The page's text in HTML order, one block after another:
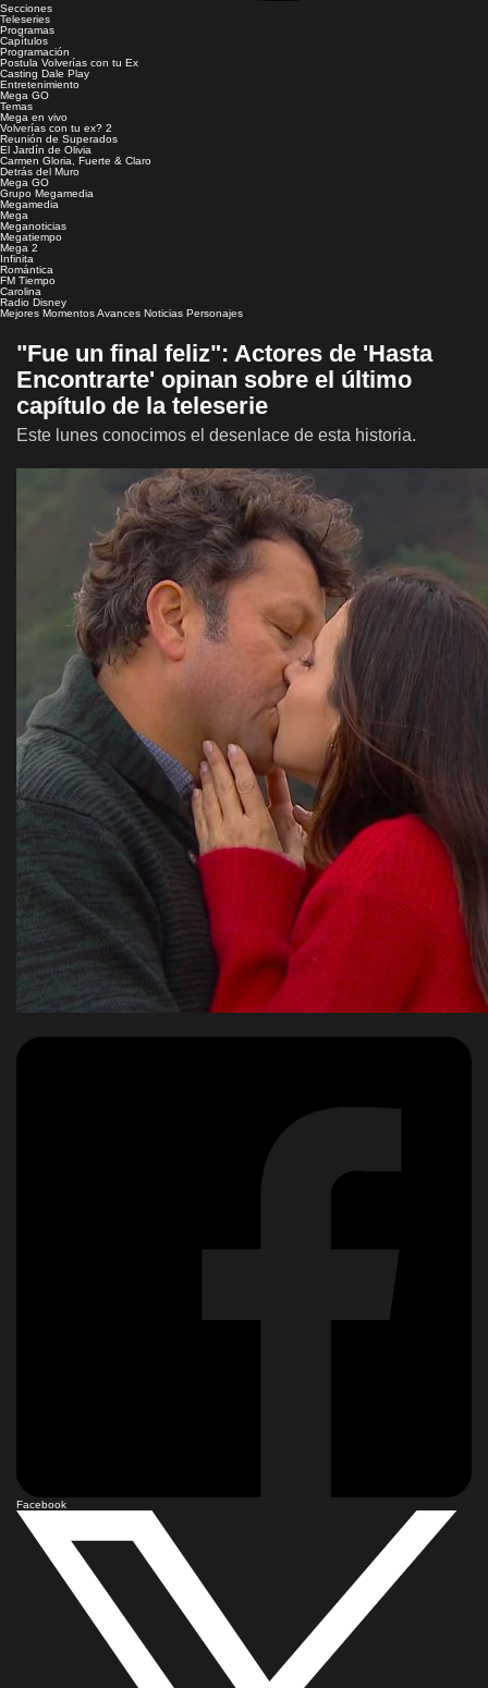
Secciones
Teleseries
Programas
Capítulos
Programación
Postula Volverías con tu Ex
Casting Dale Play
Entretenimiento
Mega GO
Temas
Mega en vivo
Volverías con tu ex? 2
Reunión de Superados
El Jardín de Olivia
Carmen Gloria, Fuerte & Claro
Detrás del Muro
Mega GO
Grupo Megamedia
Megamedia
Mega
Meganoticias
Megatiempo
Mega 2
Infinita
Romántica
FM Tiempo
Carolina
Radio Disney
Mejores MomentosAvances Noticias Personajes
"Fue un final feliz": Actores de 'Hasta
Encontrarte' opinan sobre el último
capítulo de la teleserie
Este lunes conocimos el desenlace de esta historia.
Facebook